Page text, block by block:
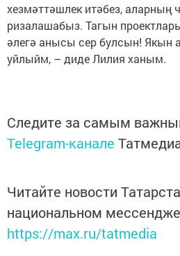
хезмәттәшлек итәбез, аларның
ризалашабыз. Тагын
әлегә анысы сер булсын! Якын
уйлыйм, – диде Лилия ханым.
Следите за самым
Telegram-канале
Читайте новости
национальном
https://max.ru/tatmedia